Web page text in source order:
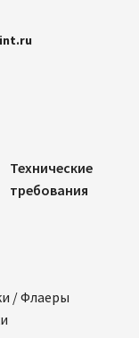
Технические
требования
/ Флаеры